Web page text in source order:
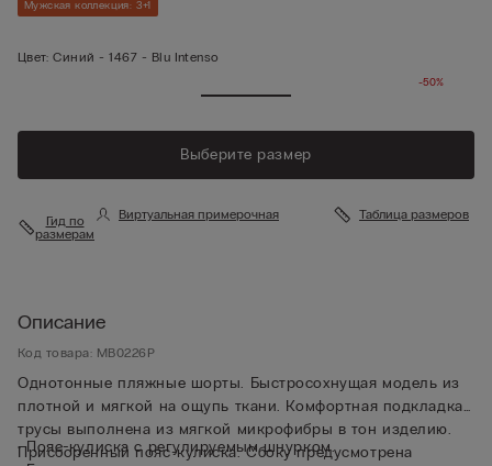
Мужская коллекция: 3+1
Цвет: Синий -1467 - Blu Intenso
-50%
Выберите размер
Гид по
размерам
Виртуальная примерочная Таблица размеров
Описание
Код товара: MB0226P
Однотонные пляжные шорты. Быстросохнущая модель из
плотной и мягкой на ощупь ткани. Комфортная подкладка-
трусы выполнена из мягкой микрофибры в тон изделию.
Присборенный пояс-кулиска. Сбоку предусмотрена
• Пояс-кулиска с регулируемым шнурком.